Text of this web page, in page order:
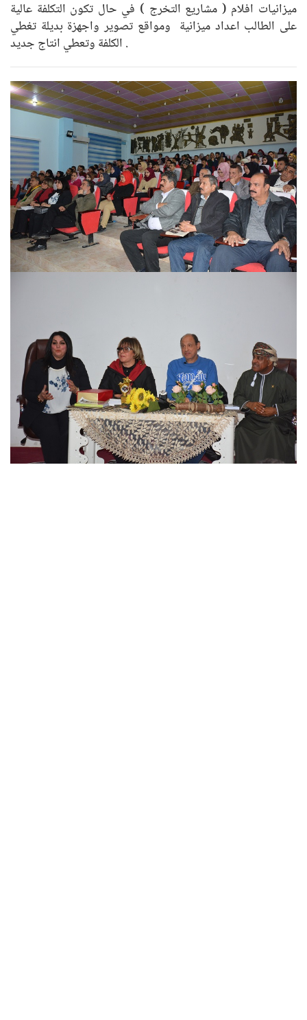
ميزانيات افلام ( مشاريع التخرج ) في حال تكون التكلفة عالية
على الطالب اعداد ميزانية ومواقع تصوير واجهزة بديلة تغطي
الكلفة وتعطي انتاج جديد .